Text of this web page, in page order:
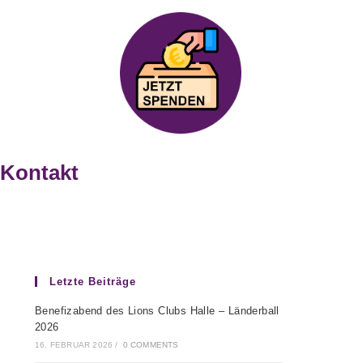
Kontakt
Letzte Beiträge
Benefizabend des Lions Clubs Halle – Länderball
2026
16. FEBRUAR 2026 / 0 COMMENTS